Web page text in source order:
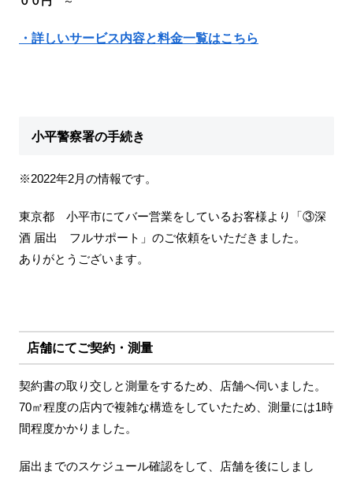
・詳しいサービス内容と料金一覧はこちら
小平警察署の手続き
※2022年2月の情報です。
東京都 小平市にてバー営業をしているお客様より「③深
酒 届出 フルサポート」のご依頼をいただきました。
ありがとうございます。
店舗にてご契約・測量
契約書の取り交しと測量をするため、店舗へ伺いました。
70㎡程度の店内で複雑な構造をしていたため、測量には1時
間程度かかりました。
届出までのスケジュール確認をして、店舗を後にしまし